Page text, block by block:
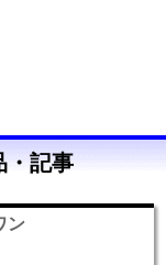
・記事
ン